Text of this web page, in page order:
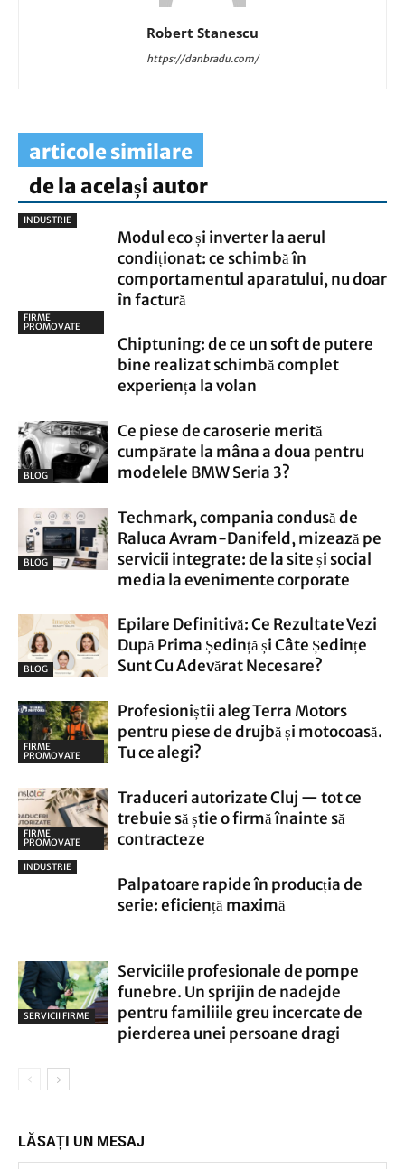
Robert Stanescu
https://danbradu.com/
articole similare
de la același autor
INDUSTRIE
Modul eco și inverter la aerul
condiționat: ce schimbă în
comportamentul aparatului, nu doar
în factură
FIRME
PROMOVATE
Chiptuning: de ce un soft de putere
bine realizat schimbă complet
experiența la volan
BLOG
Ce piese de caroserie merită
cumpărate la mâna a doua pentru
modelele BMW Seria 3?
BLOG
Techmark, compania condusă de
Raluca Avram-Danifeld, mizează pe
servicii integrate: de la site și social
media la evenimente corporate
BLOG
Epilare Definitivă: Ce Rezultate Vezi
După Prima Ședință și Câte Ședințe
Sunt Cu Adevărat Necesare?
FIRME
PROMOVATE
Profesioniștii aleg Terra Motors
pentru piese de drujbă și motocoasă.
Tu ce alegi?
FIRME
PROMOVATE
Traduceri autorizate Cluj — tot ce
trebuie să știe o firmă înainte să
contracteze
INDUSTRIE
Palpatoare rapide în producția de
serie: eficiență maximă
SERVICII FIRME
Serviciile profesionale de pompe
funebre. Un sprijin de nadejde
pentru familiile greu incercate de
pierderea unei persoane dragi
LĂSAȚI UN MESAJ